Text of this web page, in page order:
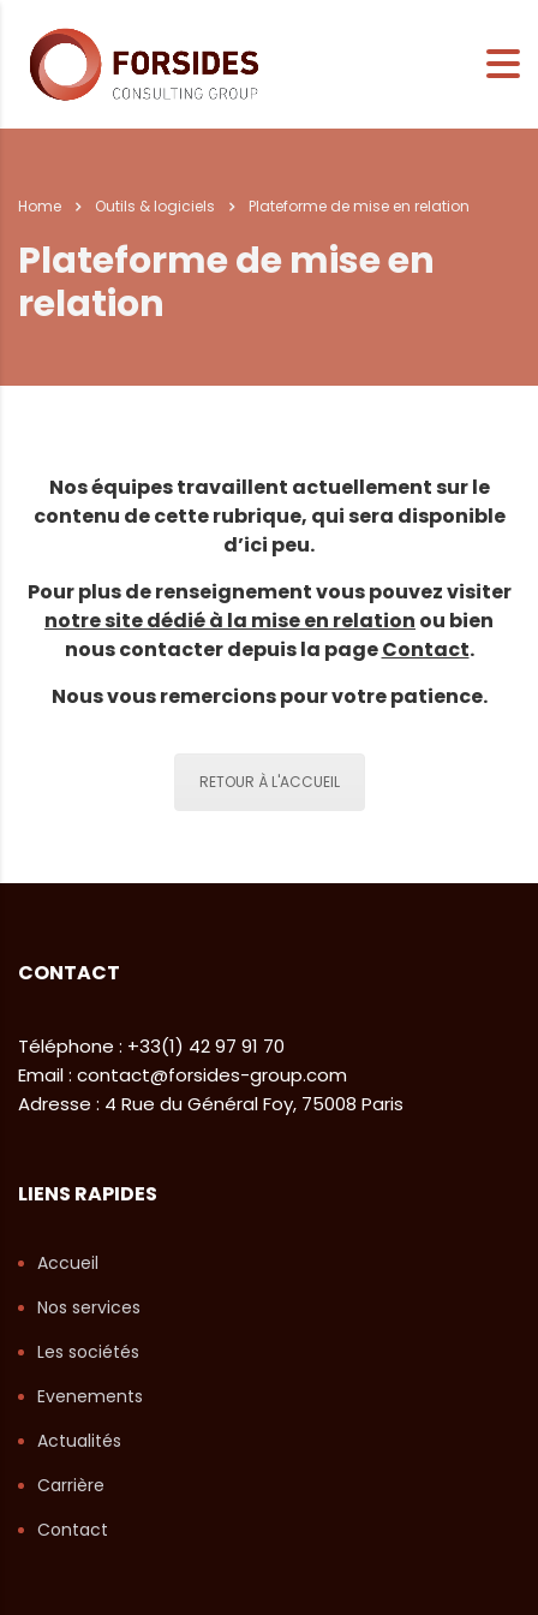
Home Outils & logiciels Plateforme de mise en relation
Plateforme de mise en
relation
Nos équipes travaillent actuellement sur le
contenu de cette rubrique, qui sera disponible
d’ici peu.
Pour plus de renseignement vous pouvez visiter
notre site dédié à la mise en relation ou bien
nous contacter depuis la pageContact.
Nous vous remercions pour votre patience.
RETOUR À L'ACCUEIL
CONTACT
Téléphone : +33(1) 42 97 91 70
Email : contact@forsides-group.com
Adresse : 4 Rue du Général Foy, 75008 Paris
LIENS RAPIDES
Accueil
Nos services
Les sociétés
Evenements
Actualités
Carrière
Contact